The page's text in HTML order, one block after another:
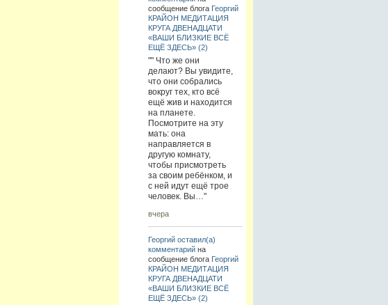
сообщение блога Георгий
КРАЙОН МЕДИТАЦИЯ
КРУГА ДВЕНАДЦАТИ
«ВАШИ БЛИЗКИЕ ВСЁ
ЕЩЁ ЗДЕСЬ» (2)
"" Что же они
делают? Вы увидите,
что они собрались
вокруг тех, кто всё
ещё жив и находится
на планете.
Посмотрите на эту
мать: она
направляется в
другую комнату,
чтобы присмотреть
за своим ребёнком, и
с ней идут ещё трое
человек. Вы…"
вчера
Георгий оставил(а)
комментарийна
сообщение блога Георгий
КРАЙОН МЕДИТАЦИЯ
КРУГА ДВЕНАДЦАТИ
«ВАШИ БЛИЗКИЕ ВСЁ
ЕЩЁ ЗДЕСЬ» (2)